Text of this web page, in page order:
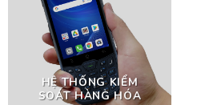
HỆ THỐNG KIỂM
SOÁT HÀNG HÓA